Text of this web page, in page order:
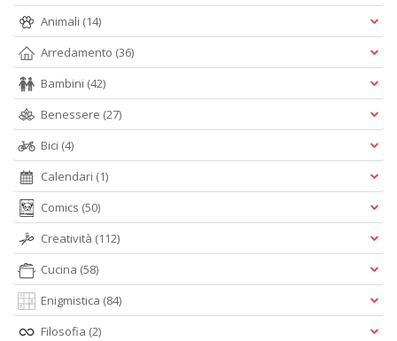
Animali (14)
Arredamento (36)
Bambini (42)
Benessere (27)
Bici (4)
Calendari (1)
Comics (50)
Creatività (112)
Cucina (58)
Enigmistica (84)
Filosofia (2)